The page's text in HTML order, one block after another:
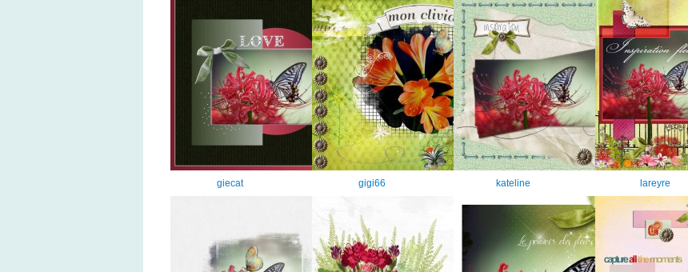
giecat gigi66 kateline lareyre